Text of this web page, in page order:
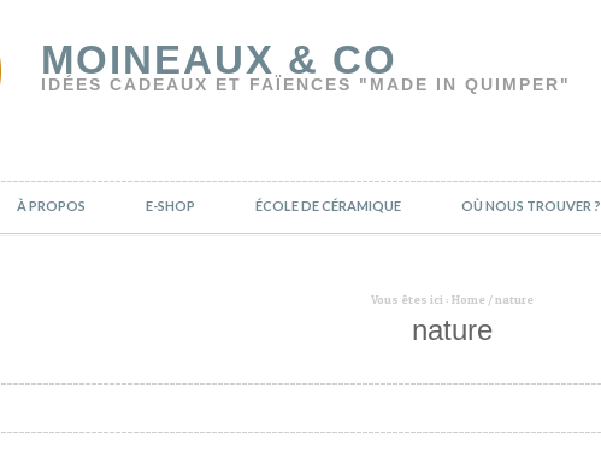
MOINEAUX & CO
IDÉES CADEAUX ET FAÏENCES "MADE IN QUIMPER"
À PROPOS E-SHOP ÉCOLE DE CÉRAMIQUE OÙ NOUS TROUVER ?
Vous êtes ici : Home / nature
nature